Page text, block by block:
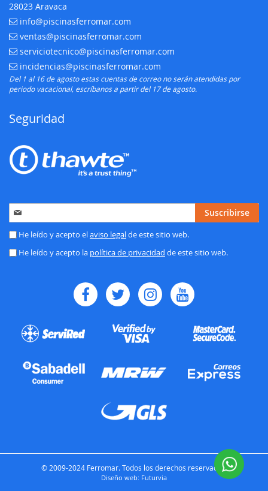
28023 Aravaca
E-mail:
info@piscinasferromar.com
E-mail:
ventas@piscinasferromar.com
E-mail:
serviciotecnico@piscinasferromar.com
E-mail:
incidencias@piscinasferromar.com
Del 1 al 16 de agosto estas cuentas de correo no serán atendidas por
periodo vacacional, escríbanos a partir del 17 de agosto.
Seguridad
Inscríbase
a
nuestro
de
Suscribirse
He leído y acepto elaviso legalde este sitio web.
He leído y acepto la política de privacidad de este sitio web.
© 2009-2024 Ferromar. Todos los derechos reservados.
Diseño web: Futurvia